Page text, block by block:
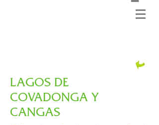
LAGOS DE
COVADONGA Y
CANGAS